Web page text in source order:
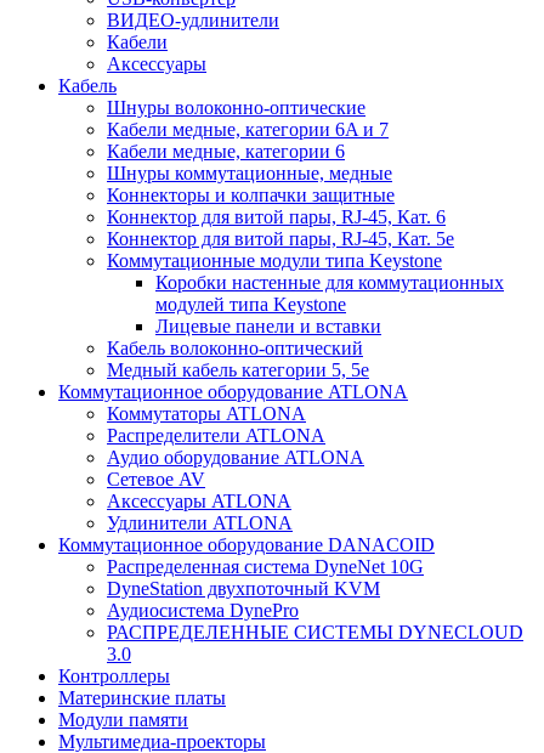
ВИДЕО-удлинители
Кабели
Аксессуары
Кабель
Шнуры волоконно-оптические
Кабели медные, категории 6A и 7
Кабели медные, категории 6
Шнуры коммутационные, медные
Коннекторы и колпачки защитные
Коннектор для витой пары, RJ-45, Кат. 6
Коннектор для витой пары, RJ-45, Кат. 5e
Коммутационные модули типа Keystone
Коробки настенные для коммутационных
модулей типа Keystone
Лицевые панели и вставки
Кабель волоконно-оптический
Медный кабель категории 5, 5e
Коммутационное оборудование ATLONA
Коммутаторы ATLONA
Распределители ATLONA
Аудио оборудование ATLONA
Сетевое AV
Аксессуары ATLONA
Удлинители ATLONA
Коммутационное оборудование DANACOID
Распределенная система DyneNet 10G
DyneStation двухпоточный KVM
Аудиосистема DynePro
РАСПРЕДЕЛЕННЫЕ СИСТЕМЫ DYNECLOUD
3.0
Контроллеры
Материнские платы
Модули памяти
Мультимедиа-проекторы